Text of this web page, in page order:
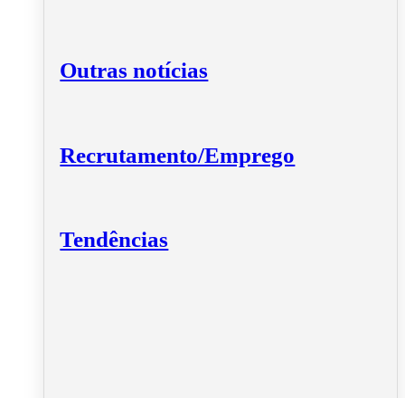
Outras notícias
Recrutamento/Emprego
Tendências